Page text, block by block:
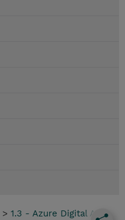
> 1.3 - Azure Digital App